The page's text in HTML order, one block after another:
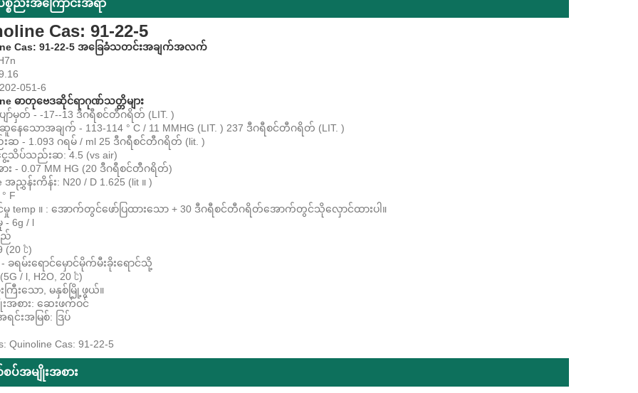
စည်းအကြောင်းအရာ
Cas: 91-22-5
Cas: 91-22-5 အခြေခံသတင်းအချက်အလက်
051-6
ဓာတုဗေဒဆိုင်ရာဂုဏ်သတ္တိများ
ာ်မှတ် - -17--13 ဒီဂရီစင်တီဂရိတ် (LIT. )
သောအချက် - 113-114 ° C / 11 MMHG (LIT. ) 237 ဒီဂရီစင်တီဂရိတ် (LIT. )
- 1.093 ဂရမ် / ml 25 ဒီဂရီစင်တီဂရိတ် (lit. )
သိပ်သည်းဆ: 4.5 (vs air)
း - 0.07 MM HG (20 ဒီဂရီစင်တီဂရိတ်)
အညွှန်းကိန်း: N20 / D 1.625 (lit ။ )
F
temp ။ : အောက်တွင်ဖော်ပြထားသော + 30 ဒီဂရီစင်တီဂရိတ်အောက်တွင်သိုလှောင်ထားပါ။
- 6g / l
ည်
(20 ℃)
ခရမ်းရောင်မှောင်မိုက်မီးခိုးရောင်သို့
/ l, H2O, 20 ℃)
ကြီးသော, မနှစ်မြို့ဖွယ်။
အစား: ဆေးဖက်ဝင်
င်းအမြစ်: ဒြပ်
Quinoline Cas: 91-22-5
ပ်အမျိုးအစား